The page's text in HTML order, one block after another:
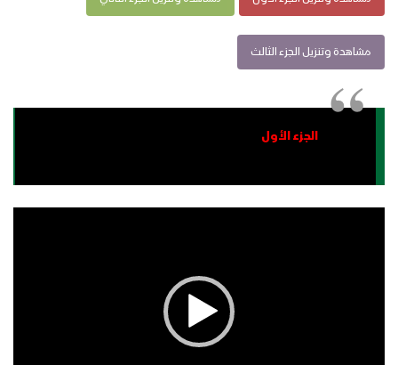
مشاهدة وتنزيل الجزء الثالث
الجزء الأول